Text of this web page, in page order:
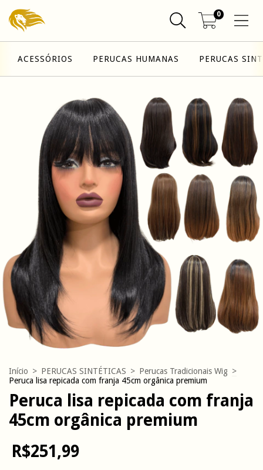
0
ACESSÓRIOS PERUCAS HUMANAS PERUCAS
Início > PERUCAS SINTÉTICAS > Perucas Tradicionais Wig >
Peruca lisa repicada com franja 45cm orgânica premium
Peruca lisa repicada com franja
45cm orgânica premium
R$251,99